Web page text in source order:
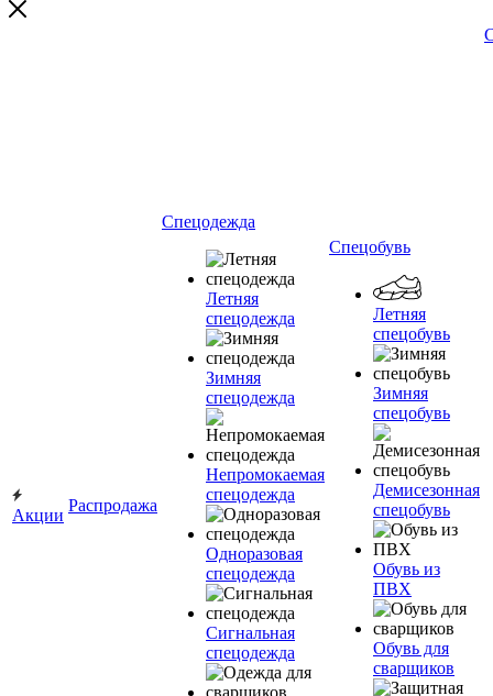
Акции
Распродажа
Спецодежда
Летняя
спецодежда
Зимняя
спецодежда
Непромокаемая
спецодежда
Одноразовая
спецодежда
Сигнальная
спецодежда
Спецобувь
Летняя
спецобувь
Зимняя
спецобувь
Демисезонная
спецобувь
Обувь из
ПВХ
Обувь для
сварщиков